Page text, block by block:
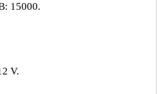
15000.
V.